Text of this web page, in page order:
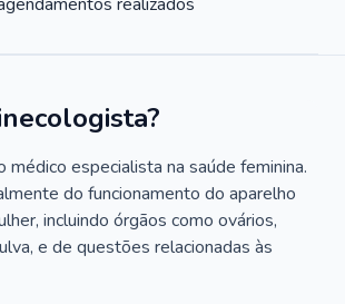
médico especialista na saúde feminina.
do funcionamento do aparelho
incluindo órgãos como ovários,
e de questões relacionadas às